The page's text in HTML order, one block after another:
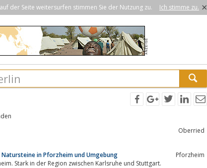
der Seite weitersurfen stimmen Sie der Nutzung zu. Ich stimme zu. ×
Oberried
Natursteine in Pforzheim und Umgebung
Pforzheim
Pforzheim. Stark in der Region zwischen Karlsruhe und Stuttgart.